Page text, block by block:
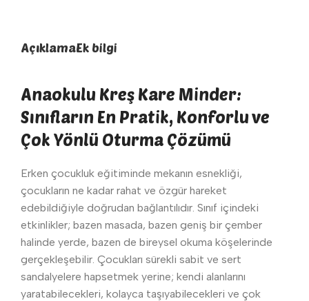
AçıklamaEk bilgi
Anaokulu Kreş Kare Minder:
Sınıfların En Pratik, Konforlu ve
Çok Yönlü Oturma Çözümü
Erken çocukluk eğitiminde mekanın esnekliği,
çocukların ne kadar rahat ve özgür hareket
edebildiğiyle doğrudan bağlantılıdır. Sınıf içindeki
etkinlikler; bazen masada, bazen geniş bir çember
halinde yerde, bazen de bireysel okuma köşelerinde
gerçekleşebilir. Çocukları sürekli sabit ve sert
sandalyelere hapsetmek yerine; kendi alanlarını
yaratabilecekleri, kolayca taşıyabilecekleri ve çok